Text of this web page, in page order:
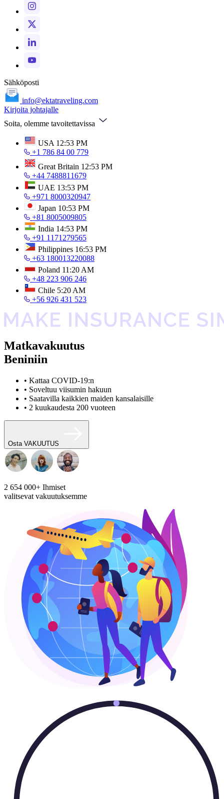
Sähköposti
info@ektatraveling.com
Kirjoita johtajalle
Soita, olemme tavoitettavissa
USA 12:53 PM
+1 786 84 00 779
Great Britain 12:53 PM
+44 7488811679
UAE 13:53 PM
+971 8000320947
Japan 10:53 PM
+81 8005009805
India 14:53 PM
+91 1171279565
Philippines 16:53 PM
+63 180013220088
Poland 11:20 AM
+48 223 906 246
Chile 5:20 AM
+56 926 431 523
Matkavakuutus
Beniniin
• Kattaa COVID-19:n
• Soveltuu viisumin hakuun
• Saatavilla kaikkien maiden kansalaisille
• 2 kuukaudesta 200 vuoteen
Osta VAKUUTUS
2 654 000+ Ihmiset
valitsevat vakuutuksemme